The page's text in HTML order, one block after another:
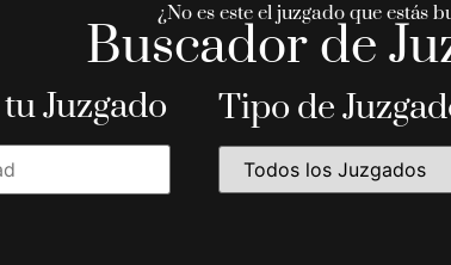
¿No es este el juzgado que estás
Buscador de
Juzgado Tipo de